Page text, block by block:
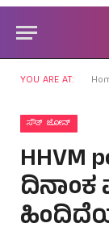
YOU ARE AT:
ಸೌತ್ ಜೋನ್
HHVM
ದಿನಾಂಕ